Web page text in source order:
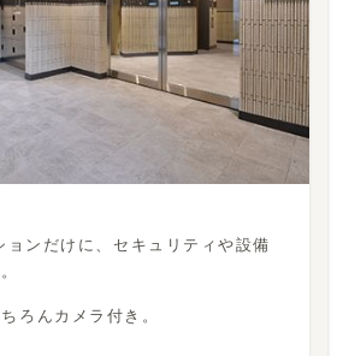
ンだけに、セキュリティや設備
ろんカメラ付き。